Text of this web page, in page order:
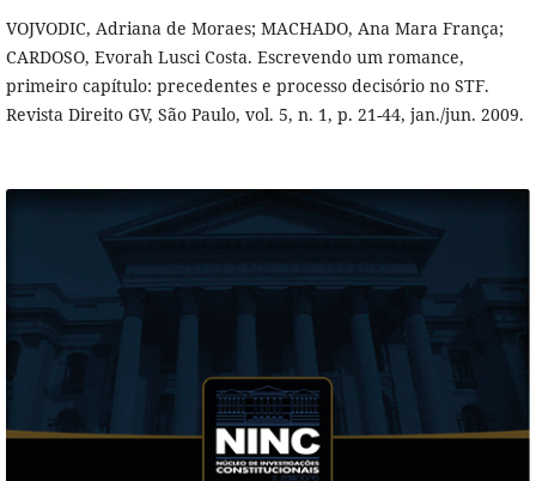
VOJVODIC, Adriana de Moraes; MACHADO, Ana Mara França;
CARDOSO, Evorah Lusci Costa. Escrevendo um romance,
primeiro capítulo: precedentes e processo decisório no STF.
Revista Direito GV, São Paulo, vol. 5, n. 1, p. 21-44, jan./jun. 2009.